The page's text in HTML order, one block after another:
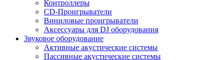
Контроллеры
CD-Проигрыватели
Виниловые проигрыватели
Аксессуары для DJ оборудования
Звуковое оборудование
Активные акустические системы
Пассивные акустические системы